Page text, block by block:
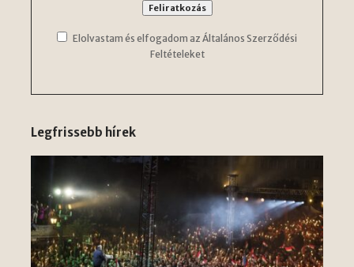
Elolvastam és elfogadom az Általános Szerződési
Feltételeket
Legfrissebb hírek